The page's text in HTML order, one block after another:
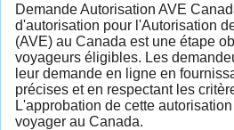
Demande Autorisation AVE
d'autorisation pour l'Autorisation
(AVE) au Canada est une étape
voyageurs éligibles. Les
leur demande en ligne en
précises et en respectant les
L'approbation de cette
voyager au Canada.